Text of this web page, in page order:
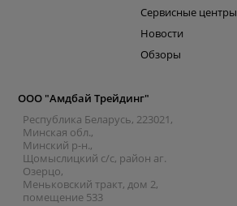
Сервисные центры
Новости
Обзоры
ООО "Амдбай Трейдинг"
Республика Беларусь, 223021,
Минская обл.,
Минский р-н.,
Щомыслицкий с/с, район аг.
Озерцо,
Меньковский тракт, дом 2,
помещение 533